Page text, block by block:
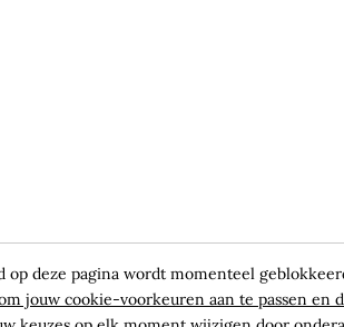
op deze pagina wordt momenteel
jouw cookie-voorkeuren aan te passen en